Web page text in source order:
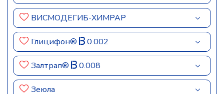
ВИСМОДЕГИБ-ХИМРАР
Глицифон® 0.002
Залтрап® 0.008
Зеюла